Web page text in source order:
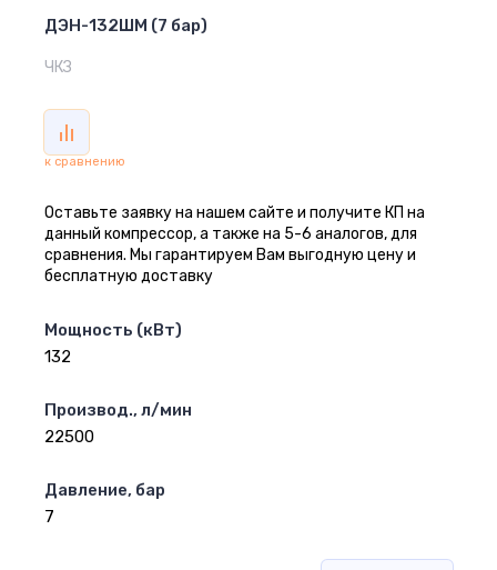
ДЭН-132ШМ (7 бар)
ЧКЗ
к сравнению
Оставьте заявку на нашем сайте и получите КП на
данный компрессор, а также на 5-6 аналогов, для
сравнения. Мы гарантируем Вам выгодную цену и
бесплатную доставку
Мощность (кВт)
132
Производ., л/мин
22500
Давление, бар
7